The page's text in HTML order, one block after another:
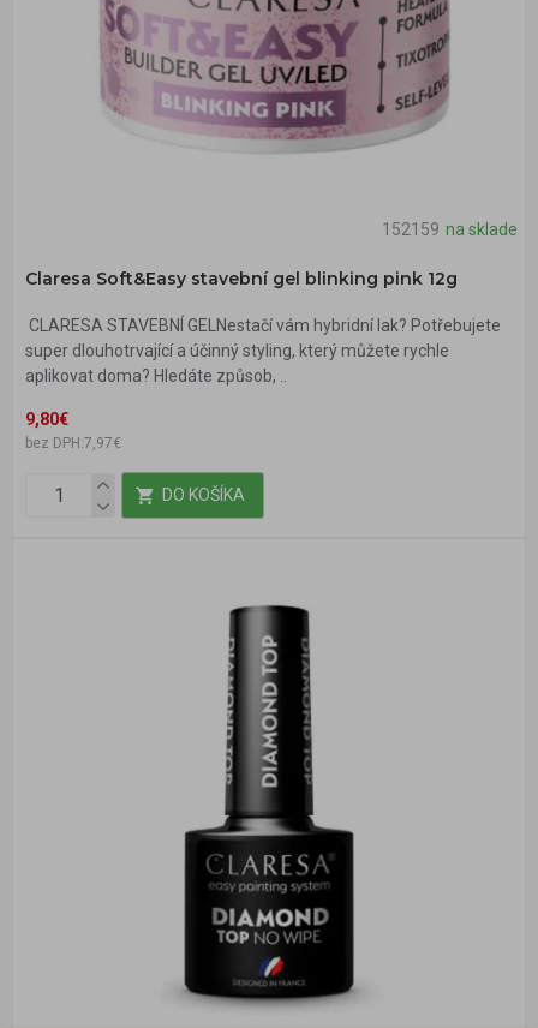
152159 na sklade
Claresa Soft&Easy stavební gel blinking pink 12g
CLARESA STAVEBNÍ GELNestačí vám hybridní lak? Potřebujete
super dlouhotrvající a účinný styling, který můžete rychle
aplikovat doma? Hledáte způsob, ..
9,80€
bez DPH:7,97€
DO KOŠÍKA